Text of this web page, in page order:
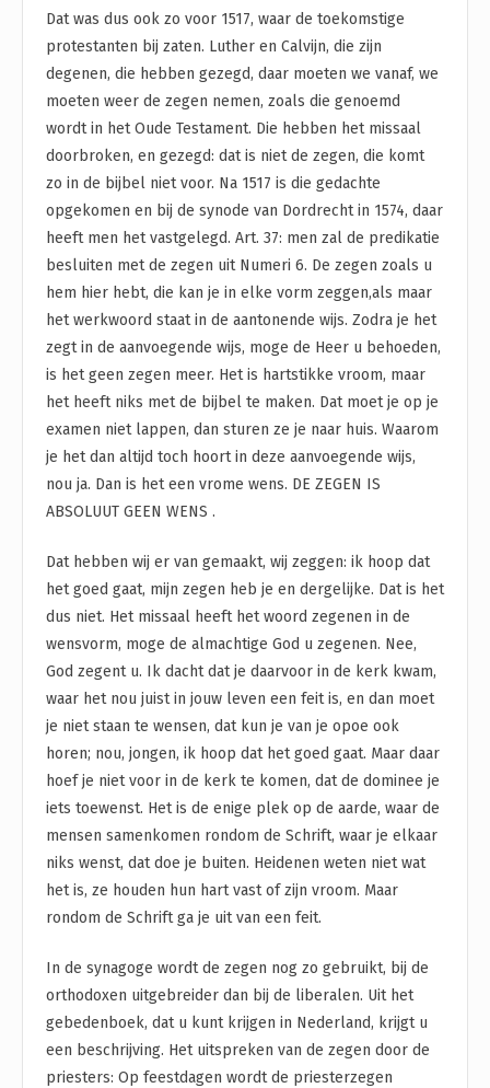
Dat was dus ook zo voor 1517, waar de toekomstige
protestanten bij zaten. Luther en Calvijn, die zijn
degenen, die hebben gezegd, daar moeten we vanaf, we
moeten weer de zegen nemen, zoals die genoemd
wordt in het Oude Testament. Die hebben het missaal
doorbroken, en gezegd: dat is niet de zegen, die komt
zo in de bijbel niet voor. Na 1517 is die gedachte
opgekomen en bij de synode van Dordrecht in 1574, daar
heeft men het vastgelegd. Art. 37: men zal de predikatie
besluiten met de zegen uit Numeri 6. De zegen zoals u
hem hier hebt, die kan je in elke vorm zeggen,als maar
het werkwoord staat in de aantonende wijs. Zodra je het
zegt in de aanvoegende wijs, moge de Heer u behoeden,
is het geen zegen meer. Het is hartstikke vroom, maar
het heeft niks met de bijbel te maken. Dat moet je op je
examen niet lappen, dan sturen ze je naar huis. Waarom
je het dan altijd toch hoort in deze aanvoegende wijs,
nou ja. Dan is het een vrome wens. DE ZEGEN IS
ABSOLUUT GEEN WENS .
Dat hebben wij er van gemaakt, wij zeggen: ik hoop dat
het goed gaat, mijn zegen heb je en dergelijke. Dat is het
dus niet. Het missaal heeft het woord zegenen in de
wensvorm, moge de almachtige God u zegenen. Nee,
God zegent u. Ik dacht dat je daarvoor in de kerk kwam,
waar het nou juist in jouw leven een feit is, en dan moet
je niet staan te wensen, dat kun je van je opoe ook
horen; nou, jongen, ik hoop dat het goed gaat. Maar daar
hoef je niet voor in de kerk te komen, dat de dominee je
iets toewenst. Het is de enige plek op de aarde, waar de
mensen samenkomen rondom de Schrift, waar je elkaar
niks wenst, dat doe je buiten. Heidenen weten niet wat
het is, ze houden hun hart vast of zijn vroom. Maar
rondom de Schrift ga je uit van een feit.
In de synagoge wordt de zegen nog zo gebruikt, bij de
orthodoxen uitgebreider dan bij de liberalen. Uit het
gebedenboek, dat u kunt krijgen in Nederland, krijgt u
een beschrijving. Het uitspreken van de zegen door de
priesters: Op feestdagen wordt de priesterzegen